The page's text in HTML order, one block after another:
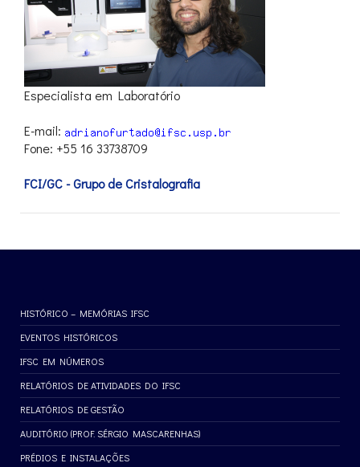
Especialista em Laboratório
E-mail:
Fone: +55 16 33738709
FCI/GC - Grupo de Cristalografia
HISTÓRICO – MEMÓRIAS IFSC
EVENTOS HISTÓRICOS
IFSC EM NÚMEROS
RELATÓRIOS DE ATIVIDADES DO IFSC
RELATÓRIOS DE GESTÃO
AUDITÓRIO (PROF. SÉRGIO MASCARENHAS)
PRÉDIOS E INSTALAÇÕES